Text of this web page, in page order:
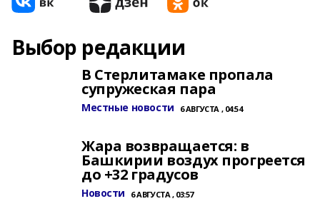
Выбор редакции
В Стерлитамаке пропала
супружеская пара
Местные новости 6 АВГУСТА , 04:54
Жара возвращается: в
Башкирии воздух прогреется
до +32 градусов
Новости 6 АВГУСТА , 03:57